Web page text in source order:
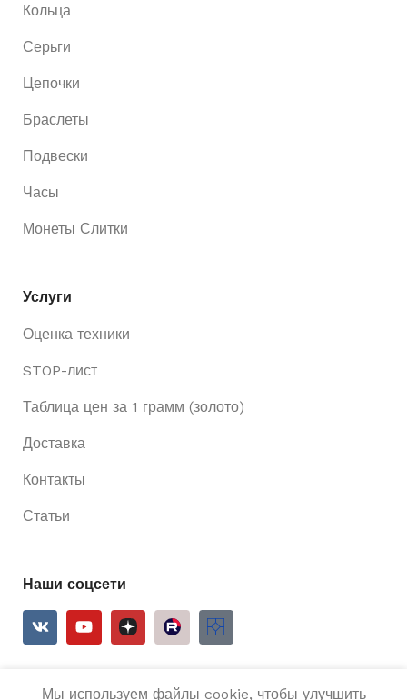
Кольца
Серьги
Цепочки
Браслеты
Подвески
Часы
Монеты Слитки
Услуги
Оценка техники
STOP-лист
Таблица цен за 1 грамм (золото)
Доставка
Контакты
Статьи
Наши соцсети
Мы используем файлы cookie, чтобы улучшить